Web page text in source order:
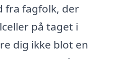
fra fagfolk, der
på taget i
dig ikke blot en